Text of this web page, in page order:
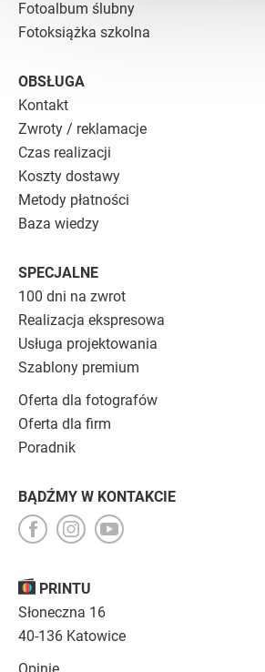
PRINTU
Słoneczna 16
40-136 Katowice
Fotoalbum ślubny
Fotoksiążka szkolna
OBSŁUGA
Kontakt
Zwroty / reklamacje
Czas realizacji
Koszty dostawy
Metody płatności
Baza wiedzy
SPECJALNE
100 dni na zwrot
Realizacja ekspresowa
Usługa projektowania
Szablony premium
Oferta dla fotografów
Oferta dla firm
Poradnik
BĄDŹMY W KONTAKCIE